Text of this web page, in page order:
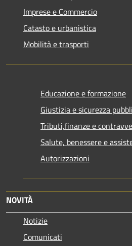
Imprese e Commercio
Catasto e urbanistica
Mobilità e trasporti
Educazione e formazione
Giustizia e sicurezza
Tributi,finanze e
Salute, benessere e
Autorizzazioni
NOVITÀ
Notizie
Comunicati